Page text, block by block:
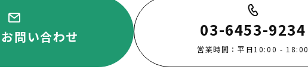
問い合わせ 03-6453-9234
営業時間：平日10:00 - 18:00